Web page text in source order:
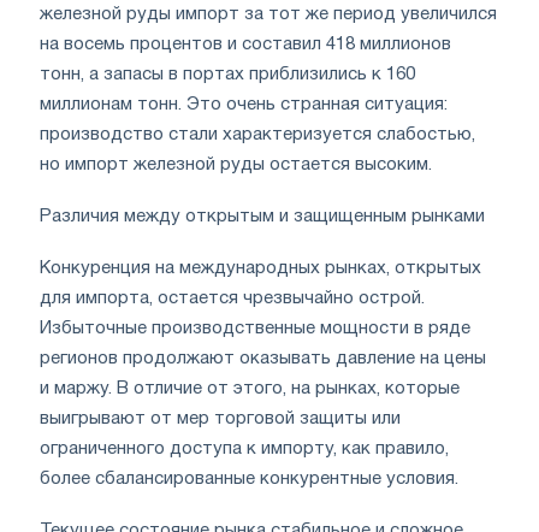
железной руды импорт за тот же период увеличился
на восемь процентов и составил 418 миллионов
тонн, а запасы в портах приблизились к 160
миллионам тонн. Это очень странная ситуация:
производство стали характеризуется слабостью,
но импорт железной руды остается высоким.
Различия между открытым и защищенным рынками
Конкуренция на международных рынках, открытых
для импорта, остается чрезвычайно острой.
Избыточные производственные мощности в ряде
регионов продолжают оказывать давление на цены
и маржу. В отличие от этого, на рынках, которые
выигрывают от мер торговой защиты или
ограниченного доступа к импорту, как правило,
более сбалансированные конкурентные условия.